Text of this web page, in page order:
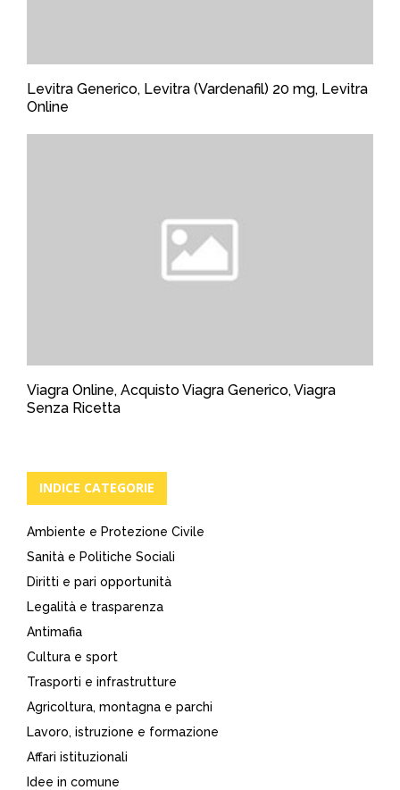
Levitra Generico, Levitra (Vardenafil) 20 mg, Levitra
Online
Viagra Online, Acquisto Viagra Generico, Viagra
Senza Ricetta
INDICE CATEGORIE
Ambiente e Protezione Civile
Sanità e Politiche Sociali
Diritti e pari opportunità
Legalità e trasparenza
Antimafia
Cultura e sport
Trasporti e infrastrutture
Agricoltura, montagna e parchi
Lavoro, istruzione e formazione
Affari istituzionali
Idee in comune